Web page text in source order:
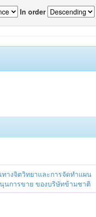
In order
างจิตวิทยาและการจัดทำแผน
นการขาย ของบริษัทข้ามชาติ